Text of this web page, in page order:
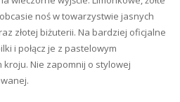
noś w towarzystwie jasnych
złotej biżuterii. Na bardziej oficjalne
i połącz je z pastelowym
Nie zapomnij o stylowej